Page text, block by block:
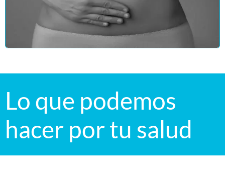
Lo que podemos
hacer por tu salud